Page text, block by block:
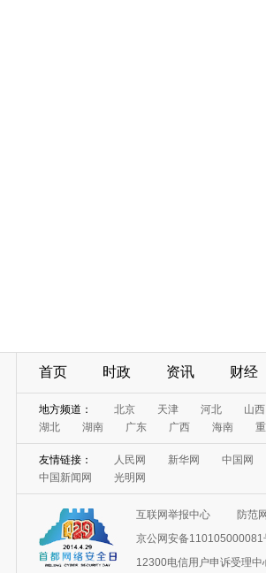
首页 时政 资讯 财经
地方频道： 北京 天津 河北
山西
湖北
湖南 广东 广西 海南
友情链接： 人民网 新华网
中国网
中国新闻网
光明网
互联网举报中心
防范
京公网安备110105000081
12300电信用户申诉受理中